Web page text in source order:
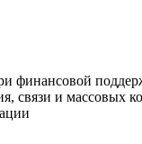
финансовой
связи и массовых